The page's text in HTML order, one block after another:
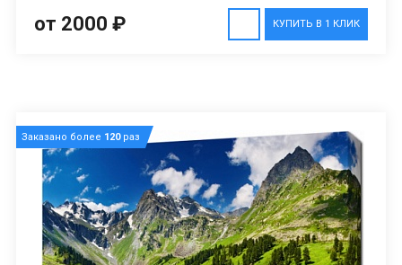
КУПИТЬ В 1 КЛИК
от 2000 ₽
Заказано более 120раз